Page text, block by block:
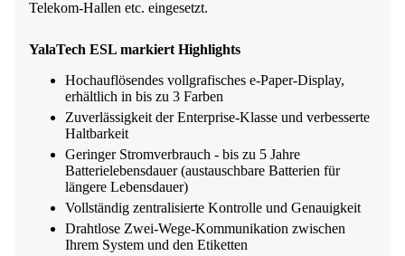
Telekom-Hallen etc. eingesetzt.
YalaTech ESL markiert Highlights
Hochauflösendes vollgrafisches e-Paper-Display,
erhältlich in bis zu 3 Farben
Zuverlässigkeit der Enterprise-Klasse und verbesserte
Haltbarkeit
Geringer Stromverbrauch - bis zu 5 Jahre
Batterielebensdauer (austauschbare Batterien für
längere Lebensdauer)
Vollständig zentralisierte Kontrolle und Genauigkeit
Drahtlose Zwei-Wege-Kommunikation zwischen
Ihrem System und den Etiketten